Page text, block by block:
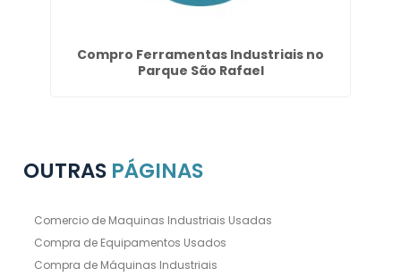
Compro Ferramentas Industriais no
Parque São Rafael
OUTRAS PÁGINAS
Comercio de Maquinas Industriais Usadas
Compra de Equipamentos Usados
Compra de Máquinas Industriais